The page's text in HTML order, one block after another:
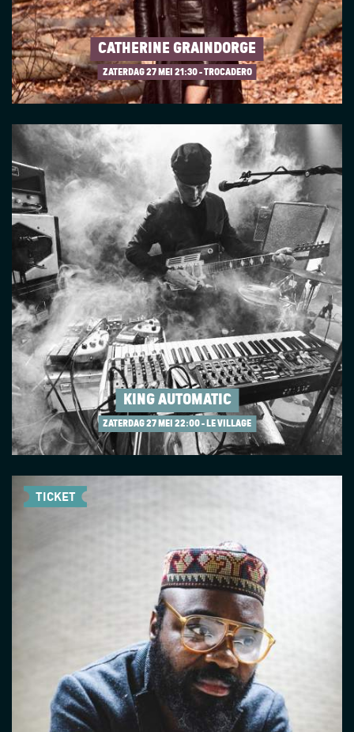
CATHERINE GRAINDORGE
ZATERDAG 27 MEI 21:30 - TROCADERO
KING AUTOMATIC
ZATERDAG 27 MEI 22:00 - LE VILLAGE
TICKET